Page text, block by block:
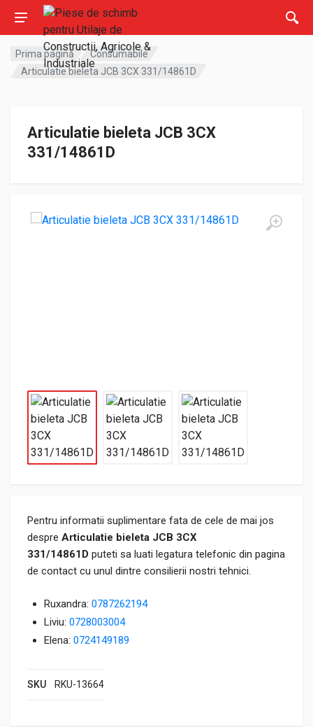
Prima pagină
Consumabile
Articulatie bieleta JCB 3CX 331/14861D
Articulatie bieleta JCB 3CX
331/14861D
Pentru informatii suplimentare fata de cele de mai jos
despre Articulatie bieleta JCB 3CX
331/14861D puteti sa luati legatura telefonic din pagina
de contact cu unul dintre consilierii nostri tehnici.
Ruxandra: 0787262194
Liviu: 0728003004
Elena: 0724149189
SKU RKU-13664